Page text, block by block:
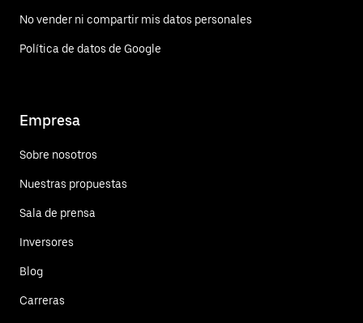
No vender ni compartir mis datos personales
Política de datos de Google
Empresa
Sobre nosotros
Nuestras propuestas
Sala de prensa
Inversores
Blog
Carreras